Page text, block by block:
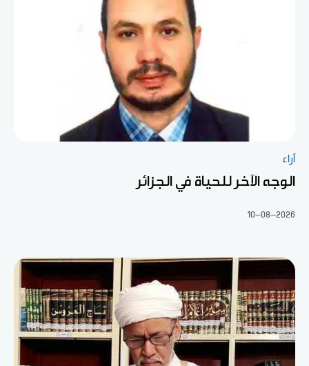
آراء
الوجه الآخر للحياة في الجزائر
10-08-2026